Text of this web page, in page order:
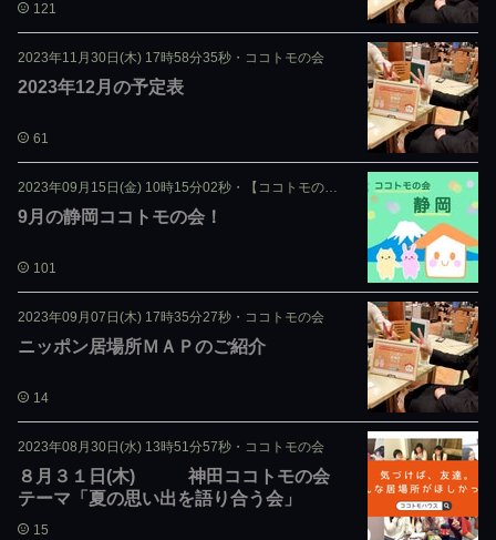
121
2023年11月30日(木) 17時58分35秒 ・ ココトモの会
2023年12月の予定表
61
2023年09月15日(金) 10時15分02秒 ・ 【ココトモの会】├ 静岡ココトモの会
9月の静岡ココトモの会！
101
2023年09月07日(木) 17時35分27秒 ・ ココトモの会
ニッポン居場所ＭＡＰのご紹介
14
2023年08月30日(水) 13時51分57秒 ・ ココトモの会
８月３１日(木) 神田ココトモの会
テーマ「夏の思い出を語り合う会」
15